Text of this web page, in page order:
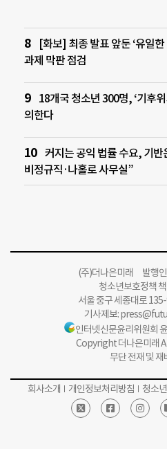
[화보] 최종 발표 앞둔 ‘유일
과제 막판 점검
18개국 청소년 300명, ‘기후
의한다
커지는 공익 법률 수요, 기
비정규직·나홀로 사무실”
(주)더나은미래 발행
청소년보호정책
서울 중구 세종대로
기사제보:
인터넷신문윤리위원회
Copyright 더나은미래
무단 전재 및 재
회사소개 개인정보처리방침 청소